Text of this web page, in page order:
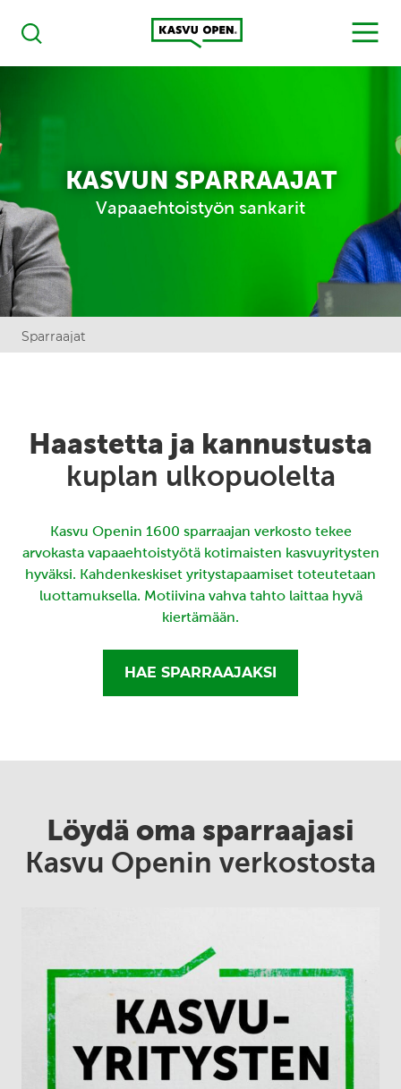
Haku
Kasvu Open
MENU
KASVUN SPARRAAJAT
Vapaaehtoistyön sankarit
Sparraajat
Haastetta ja kannustusta
kuplan ulkopuolelta
Kasvu Openin 1600 sparraajan verkosto tekee
arvokasta vapaaehtoistyötä kotimaisten kasvuyritysten
hyväksi. Kahdenkeskiset yritystapaamiset toteutetaan
luottamuksella. Motiivina vahva tahto laittaa hyvä
kiertämään.
HAE SPARRAAJAKSI
Löydä oma sparraajasi
Kasvu Openin verkostosta